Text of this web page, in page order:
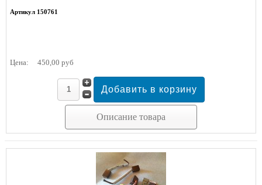
Артикул 150761
Цена: 450,00 руб
Описание товара